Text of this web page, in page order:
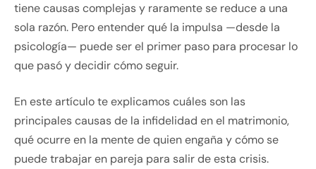
tiene causas complejas y raramente se reduce a una
sola razón. Pero entender qué la impulsa —desde la
psicología— puede ser el primer paso para procesar lo
que pasó y decidir cómo seguir.
En este artículo te explicamos cuáles son las
principales causas de la infidelidad en el matrimonio,
qué ocurre en la mente de quien engaña y cómo se
puede trabajar en pareja para salir de esta crisis.